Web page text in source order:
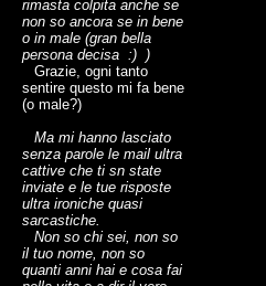
rimasta colpita anche se
non so ancora se in bene
o in male (gran bella
persona decisa :) )
Grazie, ogni tanto
sentire questo mi fa bene
(o male?)
Ma mi hanno lasciato
senza parole le mail ultra
cattive che ti sn state
inviate e le tue risposte
ultra ironiche quasi
sarcastiche.
Non so chi sei, non so
il tuo nome, non so
quanti anni hai e cosa fai